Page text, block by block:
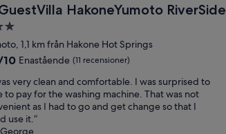
HakoneYumoto RiverSide
HakoneYumoto RiverSide
1,1 km från Hakone Hot Springs
10 Enastående (11 recensioner)
very clean and comfortable. I was surprised to
to pay for the washing machine. That was not
as I had to go and get change so that I
use it.”
George